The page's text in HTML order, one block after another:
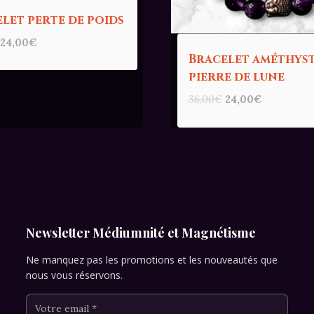
perte de poids
Le
initial
24,00€
actuel
Bracelet
pierre de lune
36,00€ Le
initial
24,00€Le
actuel
Newsletter Médiumnité et Magnétisme
Ne manquez pas les promotions et les nouveautés que
nous vous réservons.